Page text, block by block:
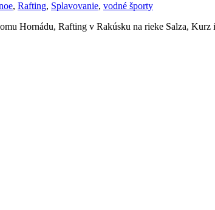
, Rafting, Splavovanie, vodné športy
Hornádu, Rafting v Rakúsku na rieke Salza,